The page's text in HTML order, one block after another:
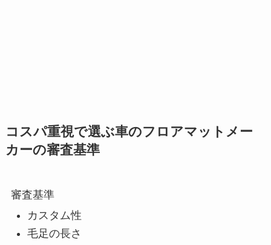
コスパ重視で選ぶ車のフロアマットメー
カーの審査基準
審査基準
カスタム性
毛足の長さ